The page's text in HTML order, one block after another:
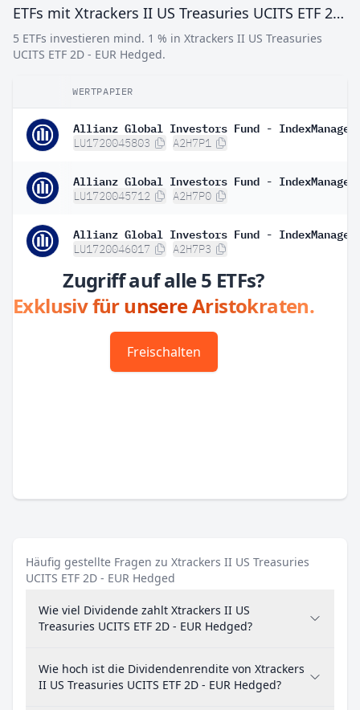
ETFs mit Xtrackers II US Treasuries UCITS ETF 2D - EUR Hedged
5 ETFs investieren mind. 1 % in Xtrackers II US Treasuries
UCITS ETF 2D - EUR Hedged.
WERTPAPIER
LU1720045803 A2H7P1
LU1720045712 A2H7P0
LU1720046017 A2H7P3
Zugriff auf alle 5 ETFs?
Exklusiv für unsere Aristokraten.
Freischalten
Häufig gestellte Fragen zu Xtrackers II US Treasuries
UCITS ETF 2D - EUR Hedged
Wie viel Dividende zahlt Xtrackers II US
Treasuries UCITS ETF 2D - EUR Hedged?
Wie hoch ist die Dividendenrendite von Xtrackers
II US Treasuries UCITS ETF 2D - EUR Hedged?